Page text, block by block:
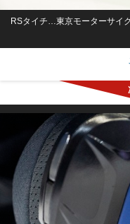
RSタイチ…東京モーターサイ